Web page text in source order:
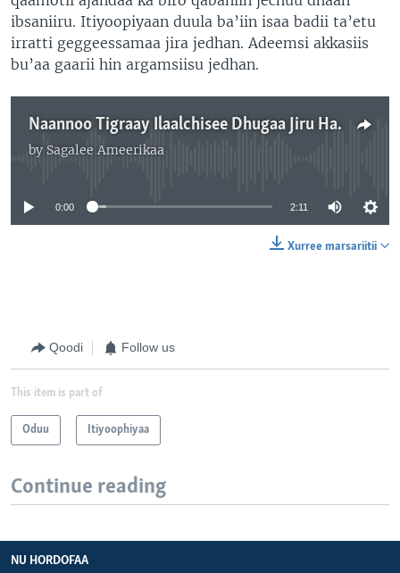
ibsaniiru. Itiyoopiyaan duula ba’iin isaa badii ta’etu
irratti geggeessamaa jira jedhan. Adeemsi akkasiis
bu’aa gaarii hin argamsiisu jedhan.
Naannoo Tigraay Ilaalchisee Dhugaa Jiru Hawaasi Addunyaa Hin Hubanne: Waajjira Muummicha Ministeera Itiyoopiyaa
by Sagalee Ameerikaa
No media source currently available
0:00 2:11
Xurree marsariitii
Qoodi Follow us
This item is part of
Oduu Itiyoophiyaa
Continue reading
NU HORDOFAA